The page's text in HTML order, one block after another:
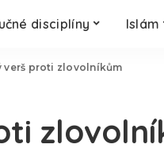
disciplíny Islám
verš proti zlovolníkům